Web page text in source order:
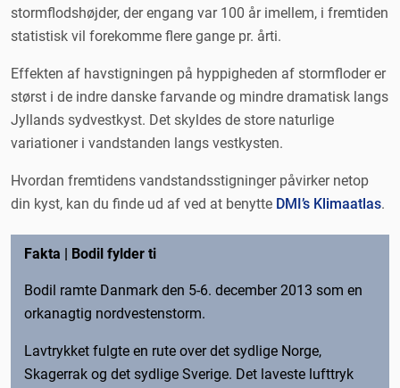
stormflodshøjder, der engang var 100 år imellem, i fremtiden
statistisk vil forekomme flere gange pr. årti.
Effekten af havstigningen på hyppigheden af stormfloder er
størst i de indre danske farvande og mindre dramatisk langs
Jyllands sydvestkyst. Det skyldes de store naturlige
variationer i vandstanden langs vestkysten.
Hvordan fremtidens vandstandsstigninger påvirker netop
din kyst, kan du finde ud af ved at benytte DMI’s Klimaatlas.
Fakta | Bodil fylder ti
Bodil ramte Danmark den 5-6. december 2013 som en
orkanagtig nordvestenstorm.
Lavtrykket fulgte en rute over det sydlige Norge,
Skagerrak og det sydlige Sverige. Det laveste lufttryk